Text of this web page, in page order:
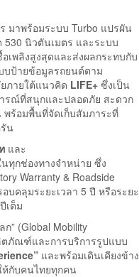
มาพร้อมระบบ Turbo แปรผัน
530 นิวตันเมตร และระบบ
เพลิงสูงสุดและส่งผลกระทบกับ
บป้ายข้อมูลรถยนต์ตาม
ภายใต้แนวคิด LIFE+ ซึ่งเป็น
รณ์ที่สนุกและปลอดภัย สะดวก
พร้อมพื้นที่จัดเก็บสัมภาระที่
น
และ
นทุกช่องทางจำหน่าย ซึ่ง
Warranty & Roadside
บคลุมระยะเวลา 5 ปี หรือระยะ
เต็ม
” (Global Mobility
ตภัณฑ์และการบริการรูปแบบ
และพร้อมเดินเคียงข้าง
กับคนไทยทุกคน